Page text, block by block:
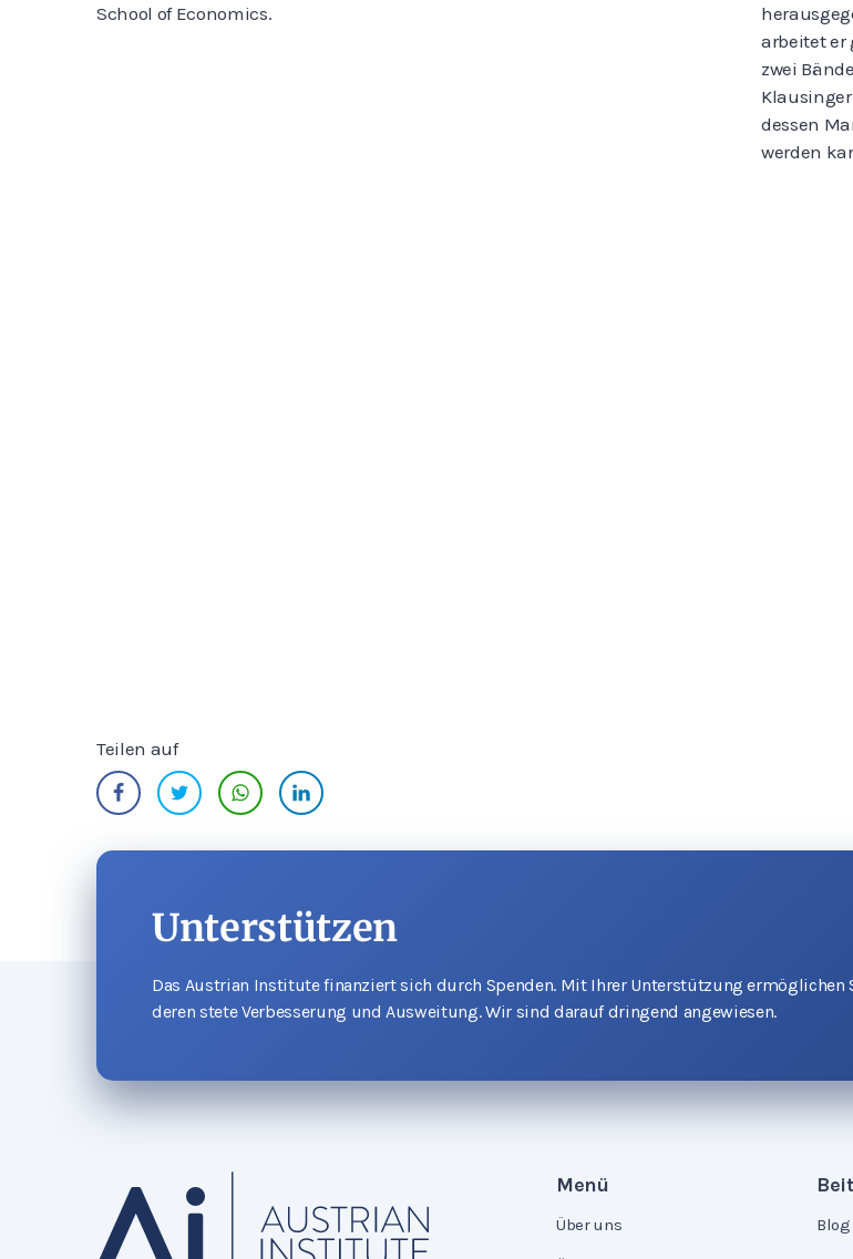
School of Economics.
arbeitet er
zwei
dessen
werden
Teilen auf
Unterstützen
Das Austrian Institute finanziert sich durch Spenden. Mit Ihrer Unterstützung ermöglichen
deren stete Verbesserung und Ausweitung. Wir sind darauf dringend angewiesen.
Menü
Über uns Blog